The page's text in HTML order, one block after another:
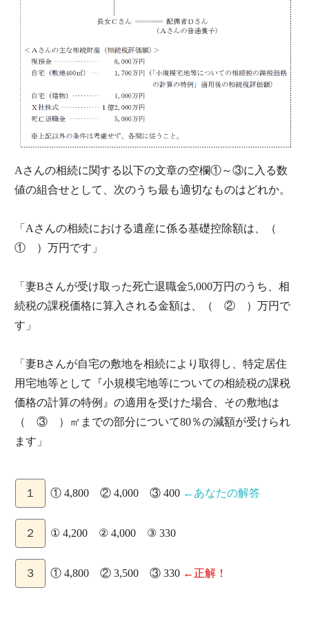
Aさんの相続に関する以下の文章の空欄①～③に入る数
値の組合せとして、次のうち最も適切なものはどれか。
「Aさんの相続における遺産に係る基礎控除額は、（
① ）万円です」
「妻Bさんが受け取った死亡退職金5,000万円のうち、相
続税の課税価格に算入される金額は、（ ② ）万円で
す」
「妻Bさんが自宅の敷地を相続により取得し、特定居住
用宅地等として『小規模宅地等についての相続税の課税
価格の計算の特例』の適用を受けた場合、その敷地は
（ ③ ）㎡までの部分について80％の減額が受けられ
ます」
１ ① 4,800 ② 4,000 ③ 400 ←あなたの解答
２ ① 4,200 ② 4,000 ③ 330
３ ① 4,800 ② 3,500 ③ 330 ←正解！